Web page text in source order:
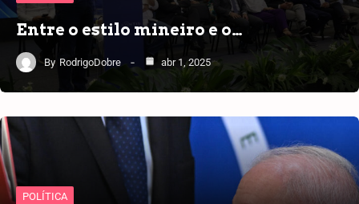
Entre o estilo mineiro e o…
By RodrigoDobre abr 1, 2025
POLÍTICA